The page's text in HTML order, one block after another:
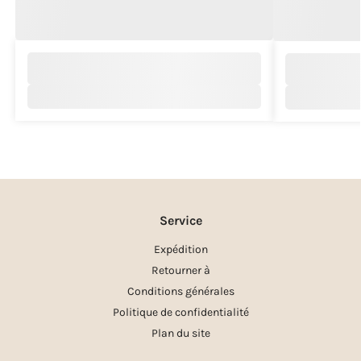
Service
Expédition
Retourner à
Conditions générales
Politique de confidentialité
Plan du site